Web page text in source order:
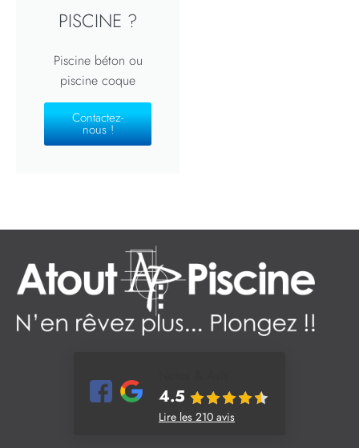
PISCINE ?
Piscine béton ou
piscine coque
Contactez-
nous !
4.5
Lire les 210 avis